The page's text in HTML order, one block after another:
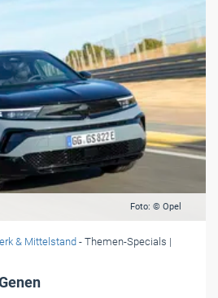
Foto: © Opel
& Mittelstand - Themen-Specials |